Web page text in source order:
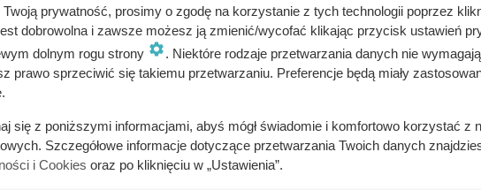
jakiej nie było od bardzo dawna. Klienci Biedronki zachwyceni
prywatność, prosimy o zgodę na korzystanie z tych technologii poprzez
dobrowolna i zawsze możesz ją zmienić/wycofać klikając przycisk ustawień
dolnym rogu strony
. Niektóre rodzaje przetwarzania danych nie
prawo sprzeciwić się takiemu przetwarzaniu. Preferencje będą miały
się z poniższymi informacjami, abyś mógł świadomie i komfortowo korzystać z
Szczegółowe informacje dotyczące przetwarzania Twoich danych
i Cookies oraz po kliknięciu w „Ustawienia”.